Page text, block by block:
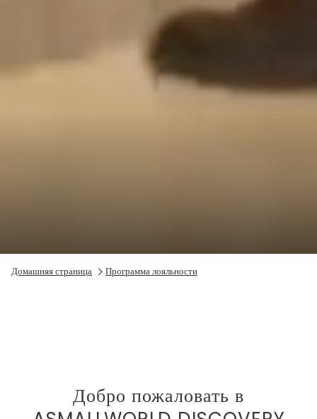
Домашняя страница Программа лояльности
Добро пожаловать в